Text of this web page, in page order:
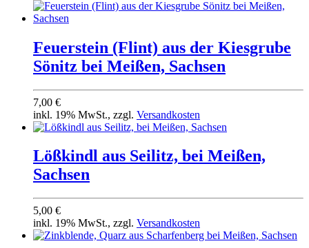
Feuerstein (Flint) aus der Kiesgrube
Sönitz bei Meißen, Sachsen
7,00 €
inkl. 19% MwSt., zzgl. Versandkosten
Lößkindl aus Seilitz, bei Meißen,
Sachsen
5,00 €
inkl. 19% MwSt., zzgl. Versandkosten